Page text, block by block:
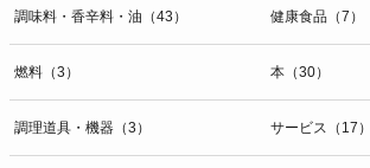
調味料・香辛料・油（43） 健康食品（7）
燃料（3） 本（30）
調理道具・機器（3） サービス（17）